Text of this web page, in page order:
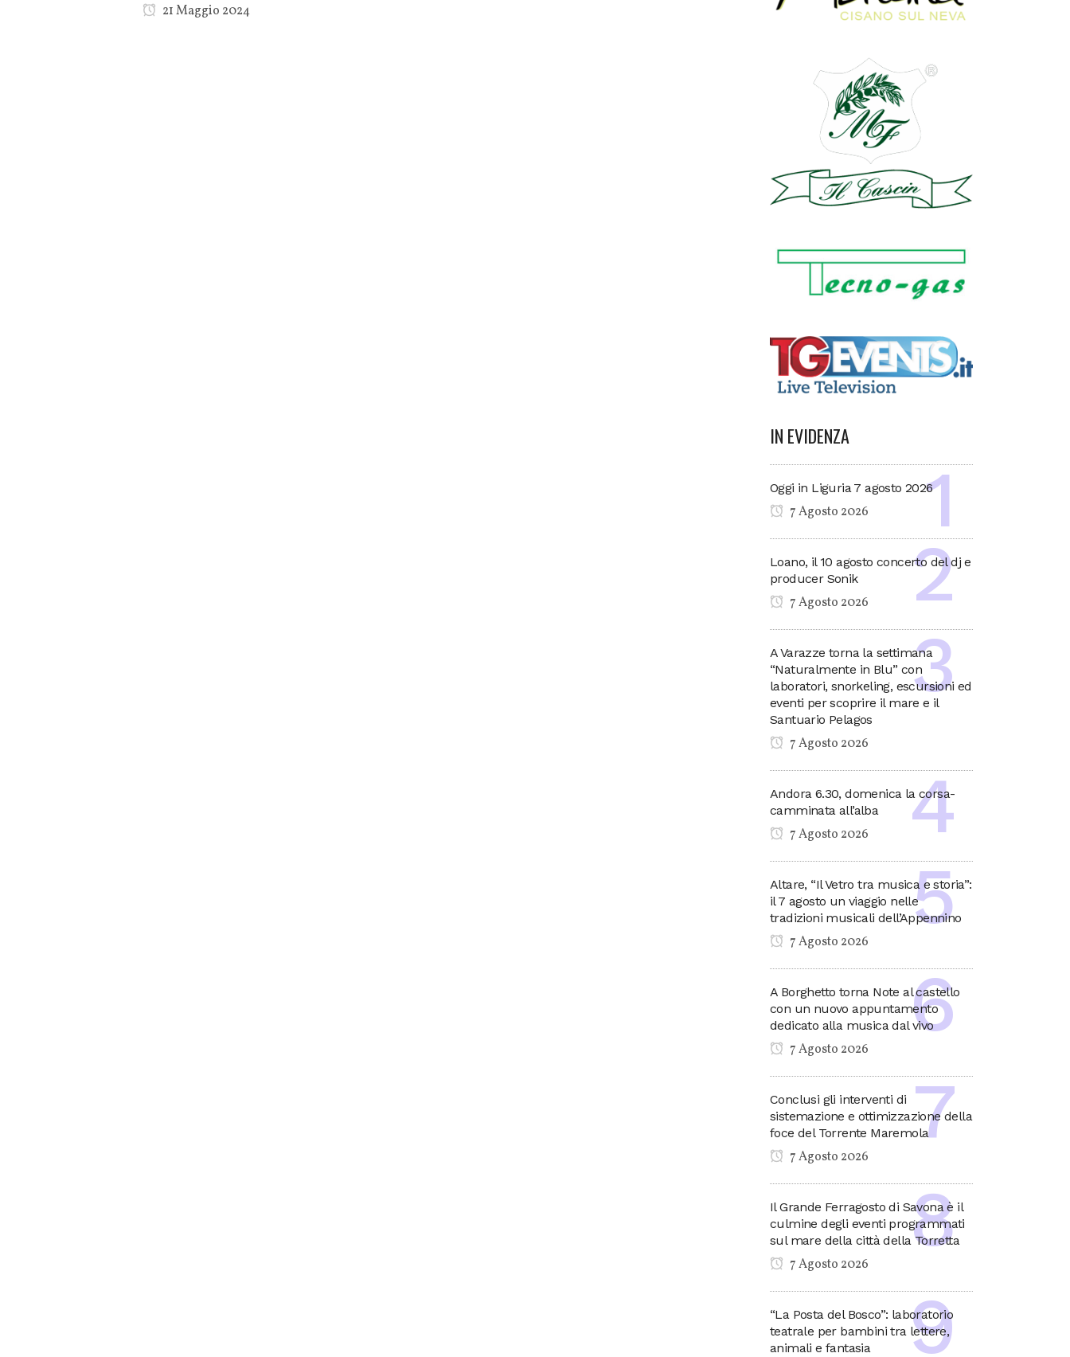
21 Maggio 2024
IN EVIDENZA
Oggi in Liguria 7 agosto 2026
7 Agosto 2026
Loano, il 10 agosto concerto del dj e
producer Sonik
7 Agosto 2026
A Varazze torna la settimana
“Naturalmente in Blu” con
laboratori, snorkeling, escursioni ed
eventi per scoprire il mare e il
Santuario Pelagos
7 Agosto 2026
Andora 6.30, domenica la corsa-
camminata all’alba
7 Agosto 2026
Altare, “Il Vetro tra musica e storia”:
il 7 agosto un viaggio nelle
tradizioni musicali dell’Appennino
7 Agosto 2026
A Borghetto torna Note al castello
con un nuovo appuntamento
dedicato alla musica dal vivo
7 Agosto 2026
Conclusi gli interventi di
sistemazione e ottimizzazione della
foce del Torrente Maremola
7 Agosto 2026
Il Grande Ferragosto di Savona è il
culmine degli eventi programmati
sul mare della città della Torretta
7 Agosto 2026
“La Posta del Bosco”: laboratorio
teatrale per bambini tra lettere,
animali e fantasia